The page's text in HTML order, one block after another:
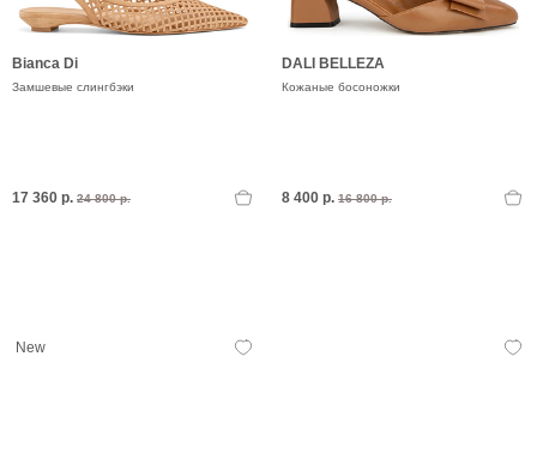
Bianca Di
Замшевые слингбэки
17 360 р. 24 800 р.
DALI BELLEZA
Кожаные босоножки
8 400 р. 16 800 р.
New